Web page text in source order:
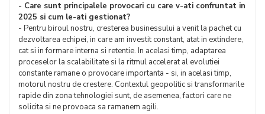
- Care sunt principalele provocari cu care v-ati confruntat in
2025 si cum le-ati gestionat?
- Pentru biroul nostru, cresterea businessului a venit la pachet cu
dezvoltarea echipei, in care am investit constant, atat in extindere,
cat si in formare interna si retentie. In acelasi timp, adaptarea
proceselor la scalabilitate si la ritmul accelerat al evolutiei
constante ramane o provocare importanta - si, in acelasi timp,
motorul nostru de crestere. Contextul geopolitic si transformarile
rapide din zona tehnologiei sunt, de asemenea, factori care ne
solicita si ne provoaca sa ramanem agili.